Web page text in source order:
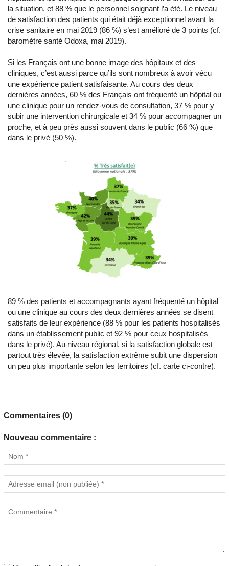
la situation, et 88 % que le personnel soignant l’a été. Le niveau
de satisfaction des patients qui était déjà exceptionnel avant la
crise sanitaire en mai 2019 (86 %) s’est amélioré de 3 points (cf.
baromètre santé Odoxa, mai 2019).
Si les Français ont une bonne image des hôpitaux et des
cliniques, c’est aussi parce qu’ils sont nombreux à avoir vécu
une expérience patient satisfaisante. Au cours des deux
dernières années, 60 % des Français ont fréquenté un hôpital ou
une clinique pour un rendez-vous de consultation, 37 % pour y
subir une intervention chirurgicale et 34 % pour accompagner un
proche, et à peu près aussi souvent dans le public (66 %) que
dans le privé (50 %).
89 % des patients et accompagnants ayant fréquenté un hôpital
ou une clinique au cours des deux dernières années se disent
satisfaits de leur expérience (88 % pour les patients hospitalisés
dans un établissement public et 92 % pour ceux hospitalisés
dans le privé). Au niveau régional, si la satisfaction globale est
partout très élevée, la satisfaction extrême subit une dispersion
un peu plus importante selon les territoires (cf. carte ci-contre).
Commentaires (0)
Nouveau commentaire :